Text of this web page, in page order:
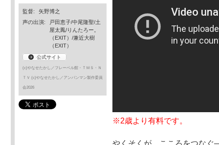
監督:
矢野博之
声の出演:
戸田恵子/中尾隆聖/土
屋太鳳/りんたろー。
（EXIT）/兼近大樹
（EXIT）
公式サイト
(c)やなせたかし／フレーベル館・ＴＭＳ・Ｎ
ＴＶ (c)やなせたかし／アンパンマン製作委員
会2026
※2歳より有料です。
やくそくが、こころをつな